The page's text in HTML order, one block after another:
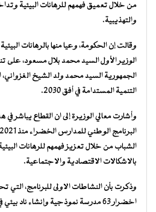
من خلال تعميق فهمهم للرهانات البيئية
والتهذيبية.
وقالت إن الحكومة، وعيا منها بالرهانات
الوزير الأول السيد محمد بلال مسعود، على
الجمهورية السيد محمد ولد الشيخ الغزواني،
التنمية المستدامة في أفق 2030.
وأشارت معالي الوزيرة إلى ان القطاع يباشر في
الشباب من خلال تعزيز فهمهم للرهانات
بالاشكالات الاقتصادية والاجتماعية.
وذكرت بأن النشاطات الاولى للبرنامج، التي
اخضرار 63 مدرسة نموذجية وإنشاء ناد